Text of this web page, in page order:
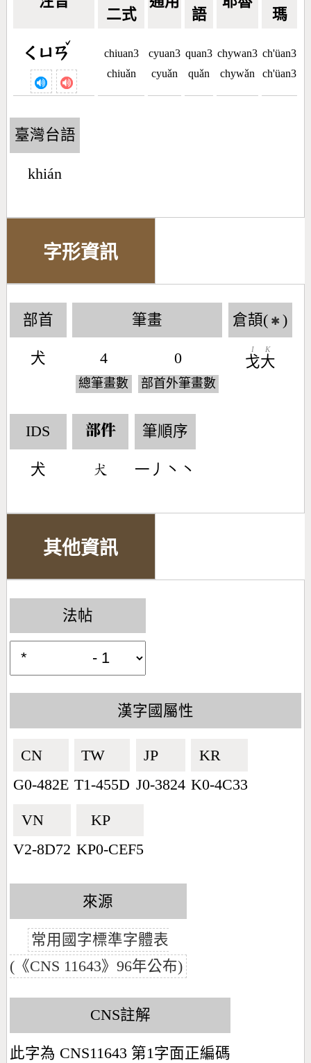
二式 語 瑪
ㄑㄩㄢ
ˇ
chiuan3
chiuǎn
cyuan3
cyuǎn
quan3
quǎn
chywan3
chywǎn
ch'üan3
ch'üan3
臺灣台語
khián
字形資訊
部首
犬
筆畫
4
總筆畫數
0
部首外筆畫數
倉頡( ✱ )
戈
I
大
K
IDS
犬
部件
󶂿
筆順序
一丿丶丶
其他資訊
法帖
漢字國屬性
CN🇨🇳
G0-482E
TW🇹🇼
T1-455D
JP🇯🇵
J0-3824
KR🇰🇷
K0-4C33
VN🇻🇳
V2-8D72
KP🇰🇵
KP0-CEF5
來源
常用國字標準字體表
(《CNS 11643》96年公布)
CNS註解
此字為 CNS11643 第1字面正編碼